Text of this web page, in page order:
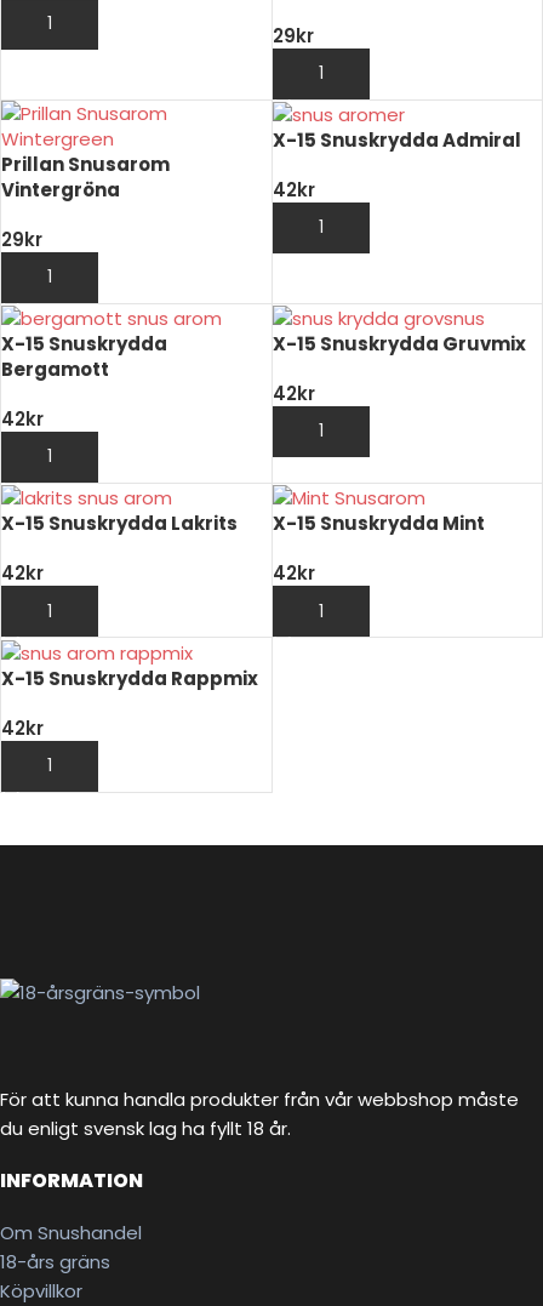
LÄGG TILL I VARUKORG
29kr
LÄGG TILL I VARUKORG
Prillan Snusarom
Vintergröna
29kr
LÄGG TILL I VARUKORG
X-15 Snuskrydda Admiral
42kr
LÄGG TILL I VARUKORG
X-15 Snuskrydda
Bergamott
42kr
LÄGG TILL I VARUKORG
X-15 Snuskrydda Gruvmix
42kr
LÄGG TILL I VARUKORG
X-15 Snuskrydda Lakrits
42kr
LÄGG TILL I VARUKORG
X-15 Snuskrydda Mint
42kr
LÄGG TILL I VARUKORG
X-15 Snuskrydda Rappmix
42kr
LÄGG TILL I VARUKORG
För att kunna handla produkter från vår webbshop måste
du enligt svensk lag ha fyllt 18 år.
INFORMATION
Om Snushandel
18-års gräns
Köpvillkor